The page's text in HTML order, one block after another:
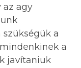
az agy
a
a
javítaniuk